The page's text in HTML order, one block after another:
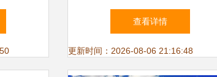
读 如何选择靠谱的中介服务
查看详情
更新时间：2026-08-06 21:16:48